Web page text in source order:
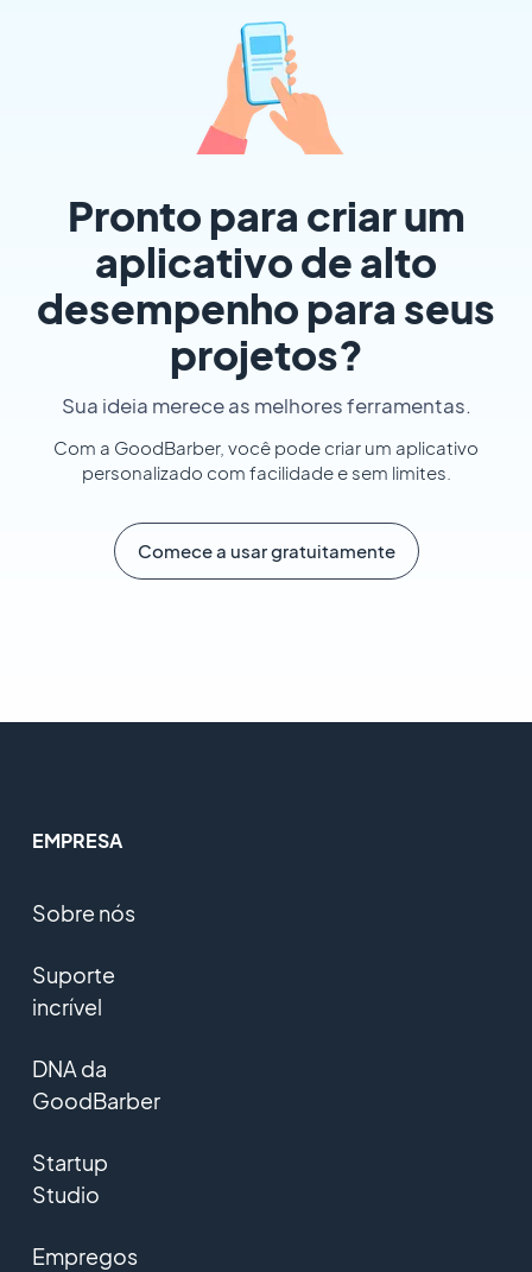
Pronto para criar um
aplicativo de alto
desempenho para seus
projetos?
Sua ideia merece as melhores ferramentas.
Com a GoodBarber, você pode criar um aplicativo
personalizado com facilidade e sem limites.
Comece a usar gratuitamente
EMPRESA
Sobre nós
Suporte
incrível
DNA da
GoodBarber
Startup
Studio
Empregos